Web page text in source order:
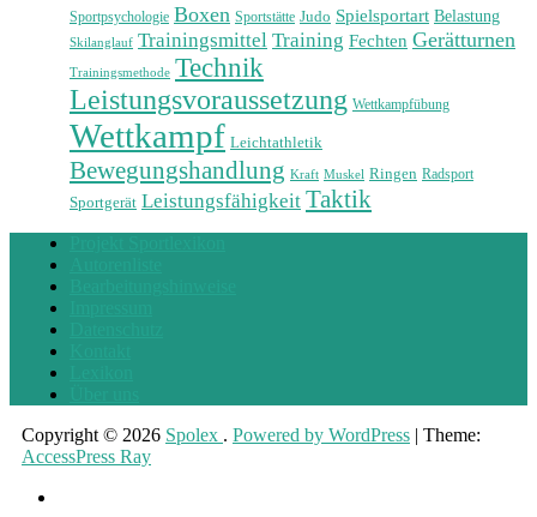
Sportpsychologie Boxen Sportstätte Judo Spielsportart Belastung
Skilanglauf Trainingsmittel Training Fechten Gerätturnen
Trainingsmethode Technik
Leistungsvoraussetzung Wettkampfübung
Wettkampf Leichtathletik
Bewegungshandlung Kraft Muskel Ringen Radsport
Sportgerät Leistungsfähigkeit Taktik
Copyright © 2026 Spolex . Powered by WordPress | Theme:
AccessPress Ray